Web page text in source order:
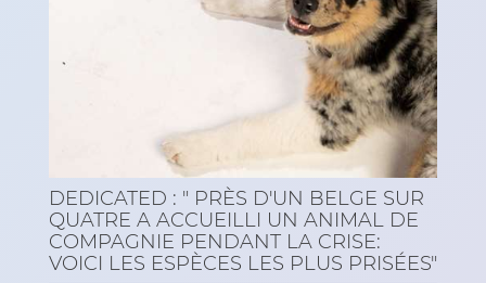
20-05-2021
DEDICATED : " PRÈS D'UN BELGE SUR
QUATRE A ACCUEILLI UN ANIMAL DE
COMPAGNIE PENDANT LA CRISE:
VOICI LES ESPÈCES LES PLUS PRISÉES"